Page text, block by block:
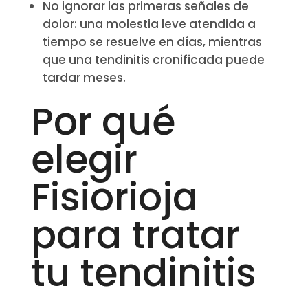
No ignorar las primeras señales de
dolor: una molestia leve atendida a
tiempo se resuelve en días, mientras
que una tendinitis cronificada puede
tardar meses.
Por qué
elegir
Fisiorioja
para tratar
tu tendinitis